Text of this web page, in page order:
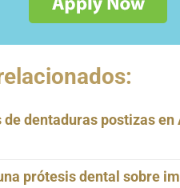
de dentaduras postizas en
prótesis dental sobre